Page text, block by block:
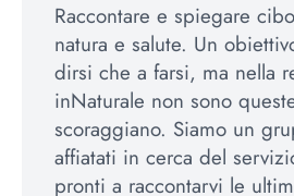
Raccontare e spiegare
natura e salute. Un
dirsi che a farsi, ma nella
inNaturale non sono
scoraggiano. Siamo un
affiatati in cerca del
pronti a raccontarvi le